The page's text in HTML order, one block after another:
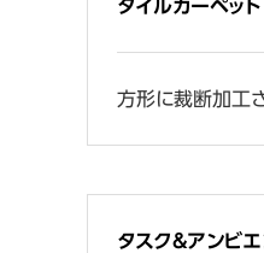
タイルカーペット
方形に裁断加工
タスク&アンビエ